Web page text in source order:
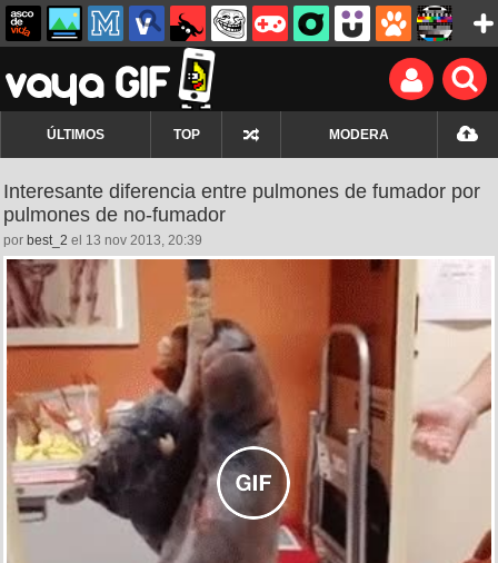
ÚLTIMOS TOP MODERA
Interesante diferencia entre pulmones de fumador por
pulmones de no-fumador
por best_2 el 13 nov 2013, 20:39